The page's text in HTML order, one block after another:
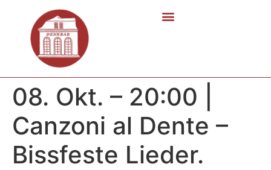
08. Okt. – 20:00 |
Canzoni al Dente –
Bissfeste Lieder.